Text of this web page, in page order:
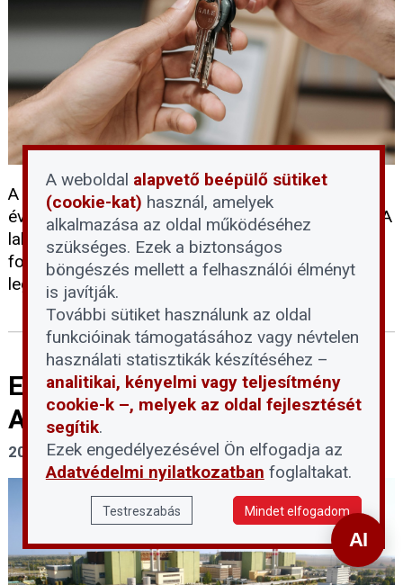
A felsőoktatási ponthatárok kihirdetésével minden
évben jelentősen nő a kereslet az albérletek iránt. A
lakásukat kiadók és a bérlők számára egyaránt
fontos, hogy tisztában legyenek a bérbeadás
legfontosabb szabályaival.
Elkerülhetetlenné válik a Paksi
Atomerőmű teljes leállítása
2026. július 30.
A weboldal alapvető beépülő sütiket
(cookie-kat) használ, amelyek
alkalmazása az oldal működéséhez
szükséges. Ezek a biztonságos
böngészés mellett a felhasználói élményt
is javítják.
További sütiket használunk az oldal
funkcióinak támogatásához vagy névtelen
használati statisztikák készítéséhez –
analitikai, kényelmi vagy teljesítmény
cookie-k –, melyek az oldal fejlesztését
segítik.
Ezek engedélyezésével Ön elfogadja az
Adatvédelmi nyilatkozatban foglaltakat.
Testreszabás Mindet elfogadom